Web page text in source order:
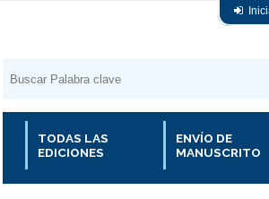
TODAS LAS
EDICIONES
ENVÍO DE
MANUSCRITO